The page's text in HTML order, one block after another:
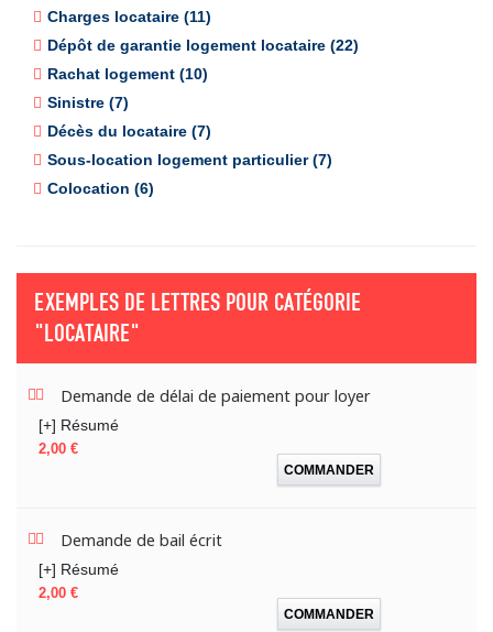
Charges locataire (11)
Dépôt de garantie logement locataire (22)
Rachat logement (10)
Sinistre (7)
Décès du locataire (7)
Sous-location logement particulier (7)
Colocation (6)
EXEMPLES DE LETTRES POUR CATÉGORIE
"LOCATAIRE"
Demande de délai de paiement pour loyer
[+] Résumé
Prix
2,00 €
COMMANDER
Demande de bail écrit
[+] Résumé
Prix
2,00 €
COMMANDER